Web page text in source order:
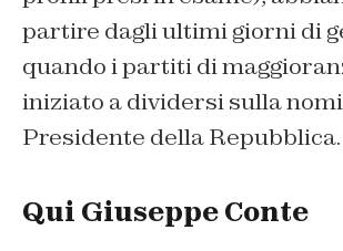
partire dagli ultimi giorni di
quando i partiti di
iniziato a dividersi sulla
Presidente della Repubblica.
Qui Giuseppe Conte